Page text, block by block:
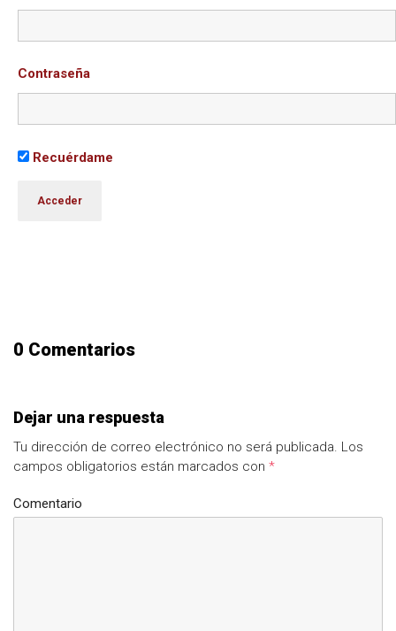
Contraseña
Recuérdame
0 Comentarios
Dejar una respuesta
Tu dirección de correo electrónico no será publicada. Los
campos obligatorios están marcados con *
Comentario